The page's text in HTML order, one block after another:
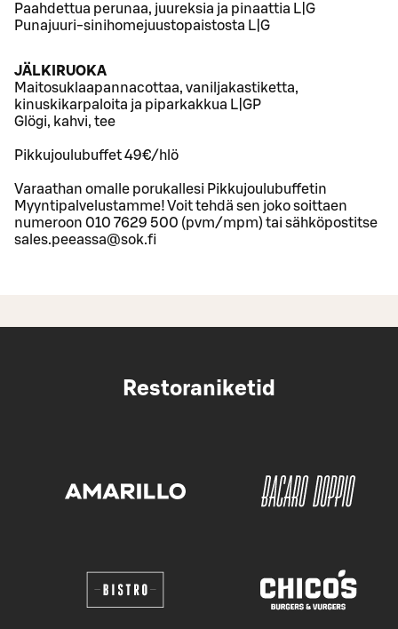
Paahdettua perunaa, juureksia ja pinaattia L|G
Punajuuri-sinihomejuustopaistosta L|G
JÄLKIRUOKA
Maitosuklaapannacottaa, vaniljakastiketta,
kinuskikarpaloita ja piparkakkua L|GP
Glögi, kahvi, tee
Pikkujoulubuffet 49€/hlö
Varaathan omalle porukallesi Pikkujoulubuffetin
Myyntipalvelustamme! Voit tehdä sen joko soittaen
numeroon 010 7629 500 (pvm/mpm) tai sähköpostitse
sales.peeassa@sok.fi
Restoraniketid